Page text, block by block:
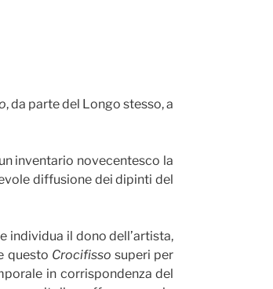
, da parte del Longo stesso, a
inventario novecentesco la
diffusione dei dipinti del
individua il dono dell’artista,
questo Crocifisso superi per
in corrispondenza del